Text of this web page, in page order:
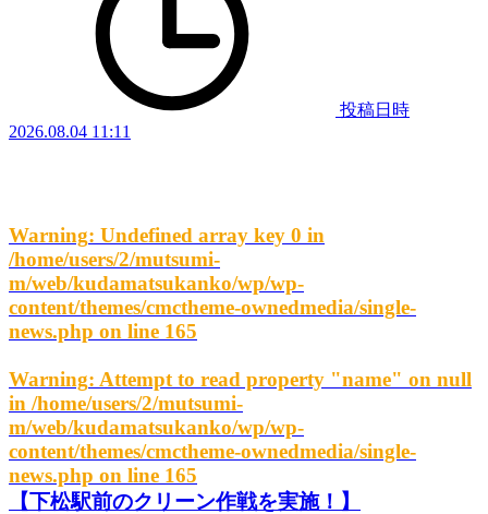
投稿日時
2026.08.04 11:11
Warning: Undefined array key 0 in
/home/users/2/mutsumi-
m/web/kudamatsukanko/wp/wp-
content/themes/cmctheme-ownedmedia/single-
news.php on line 165
Warning: Attempt to read property "name" on null
in /home/users/2/mutsumi-
m/web/kudamatsukanko/wp/wp-
content/themes/cmctheme-ownedmedia/single-
news.php on line 165
【下松駅前のクリーン作戦を実施！】